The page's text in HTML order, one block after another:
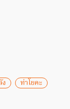
ท่าโยคะ